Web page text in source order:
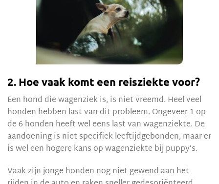
2. Hoe vaak komt een reisziekte voor?
Een hond die wagenziek is, is niet vreemd. Heel veel
honden hebben last van dit probleem. Ongeveer 1 op
de 6 honden heeft wel eens last van wagenziekte. De
aandoening is niet specifiek leeftijdgebonden, maar er
is wel een hogere kans op wagenziekte bij puppy’s.
Vaak zijn jonge honden nog niet gewend aan het